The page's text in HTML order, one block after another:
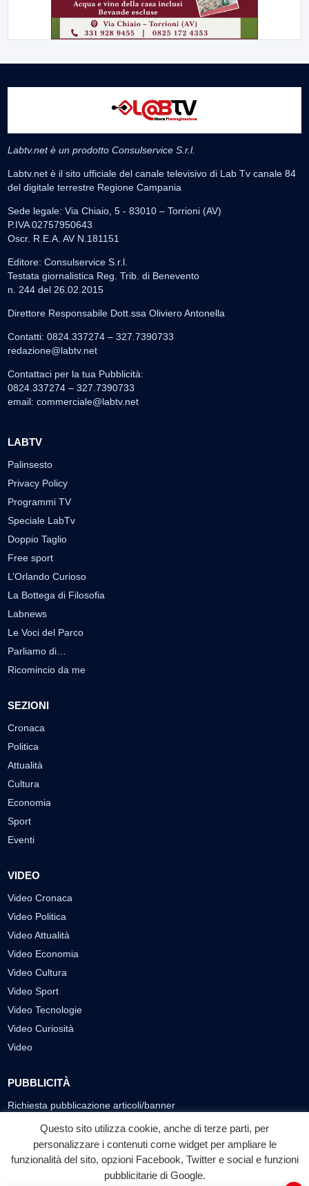
Labtv.net è un prodotto Consulservice S.r.l.
Labtv.net è il sito ufficiale del canale televisivo di Lab Tv canale 84
del digitale terrestre Regione Campania
Sede legale: Via Chiaio, 5 - 83010 – Torrioni (AV)
P.IVA 02757950643
Oscr. R.E.A. AV N.181151
Editore: Consulservice S.r.l.
Testata giornalistica Reg. Trib. di Benevento
n. 244 del 26.02.2015
Direttore Responsabile Dott.ssa Oliviero Antonella
Contatti: 0824.337274 – 327.7390733
redazione@labtv.net
Contattaci per la tua Pubblicità:
0824.337274 – 327.7390733
email: commerciale@labtv.net
LABTV
Palinsesto
Privacy Policy
Programmi TV
Speciale LabTv
Doppio Taglio
Free sport
L’Orlando Curioso
La Bottega di Filosofia
Labnews
Le Voci del Parco
Parliamo di…
Ricomincio da me
SEZIONI
Cronaca
Politica
Attualità
Cultura
Economia
Sport
Eventi
VIDEO
Video Cronaca
Video Politica
Video Attualità
Video Economia
Video Cultura
Video Sport
Video Tecnologie
Video Curiosità
Video
PUBBLICITÀ
Richiesta pubblicazione articoli/banner
SEGUICI SUI SOCIAL
f
Facebook
◎ ▶
YouTube
Questo sito utilizza cookie, anche di terze parti, per
personalizzare i contenuti come widget per ampliare le
funzionalità del sito, opzioni Facebook, Twitter e social e funzioni
pubblicitarie di Google.